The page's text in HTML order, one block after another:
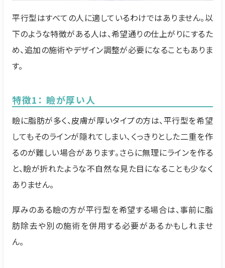
平行型はすべての人に適しているわけではありません。以
下のような特徴がある人は、希望通りの仕上がりにするた
め、追加の施術やデザイン調整が必要になることもありま
す。
特徴1： 瞼が厚い人
瞼に脂肪が多く、皮膚が厚いタイプの方は、平行型を希望
してもそのラインが隠れてしまい、くっきりとした二重を作
るのが難しい場合があります。さらに無理にラインを作る
と、瞼が折れたような不自然な見た目になることも少なく
ありません。
厚みのある瞼の方が平行型を希望する場合は、事前に脂
肪除去や別の施術を併用する必要があるかもしれませ
ん。